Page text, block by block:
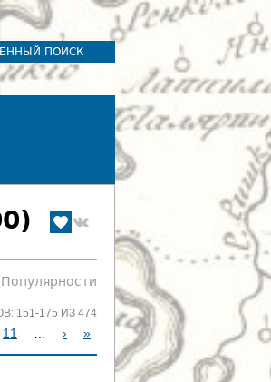
ПОИСК
Популярности
151-175 ИЗ 474
11 › »